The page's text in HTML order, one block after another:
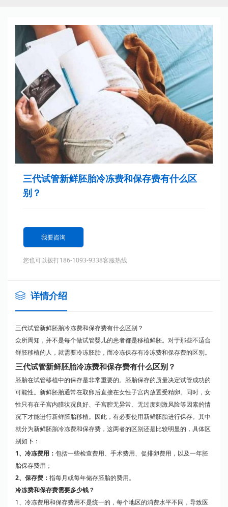
三代试管新鲜胚胎冷冻费和保存费有什么区
别？
我要咨询
您也可以拨打186-1093-9338客服热线
详情介绍
三代试管新鲜胚胎冷冻费和保存费有什么区别？
众所周知，并不是每个做试管婴儿的患者都是移植鲜胚。对于那些不适合
鲜胚移植的人，就需要冷冻胚胎，而冷冻保存有冷冻费和保存费的区别。
三代试管新鲜胚胎冷冻费和保存费有什么区别？
胚胎在试管移植中的保存是非常重要的。胚胎保存的质量决定试管成功的
可能性。新鲜胚胎通常在取卵后直接在女性子宫内放置受精卵。同时，女
性只有在子宫内膜状况良好、子宫腔无异常、无过度刺激风险等因素的情
况下才能进行新鲜胚胎移植。因此，有必要使用新鲜胚胎进行保存。其中
就分为新鲜胚胎冷冻费和保存费，这两者的区别还是比较明显的，具体区
别如下：
1、冷冻费用： 包括一些检查费用、手术费用、促排卵费用，以及一年胚
胎保存费用；
2、保存费： 指每月或每年储存胚胎的费用。
冷冻费和保存费需要多少钱？
1、冷冻费用和保存费用不是统一的，每个地区的消费水平不同，导致医